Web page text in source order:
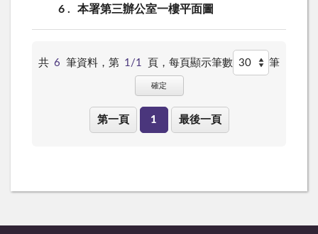
6 本署第三辦公室一樓平面圖
共 6 筆資料，第 1/1 頁， 每頁顯示筆數 筆
確定
第一頁 1 最後一頁